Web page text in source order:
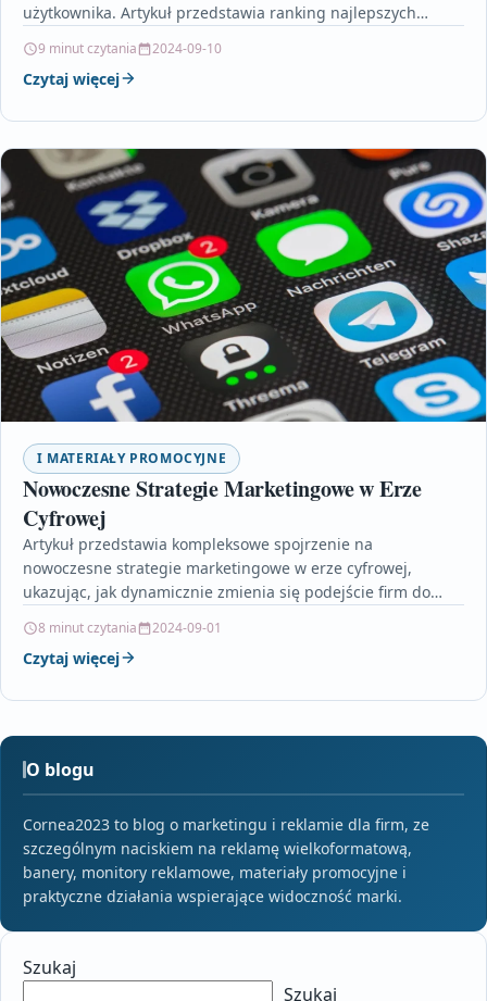
użytkownika. Artykuł przedstawia ranking najlepszych
9 minut czytania 2024-09-10
Czytaj więcej
I MATERIAŁY PROMOCYJNE
Nowoczesne Strategie Marketingowe w Erze
Cyfrowej
Artykuł przedstawia kompleksowe spojrzenie na
nowoczesne strategie marketingowe w erze cyfrowej,
ukazując, jak dynamicznie zmienia się podejście firm do
8 minut czytania 2024-09-01
Czytaj więcej
O blogu
Cornea2023 to blog o marketingu i reklamie dla firm, ze
szczególnym naciskiem na reklamę wielkoformatową,
banery, monitory reklamowe, materiały promocyjne i
praktyczne działania wspierające widoczność marki.
Szukaj
Szukaj